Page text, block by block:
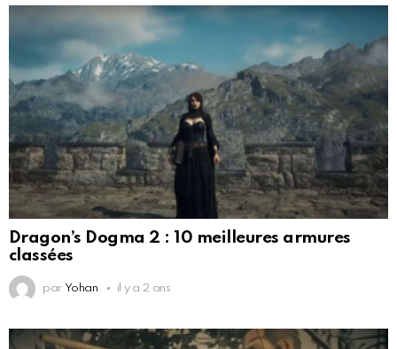
Dragon’s Dogma 2 : 10 meilleures armures
classées
par Yohan il y a 2 ans